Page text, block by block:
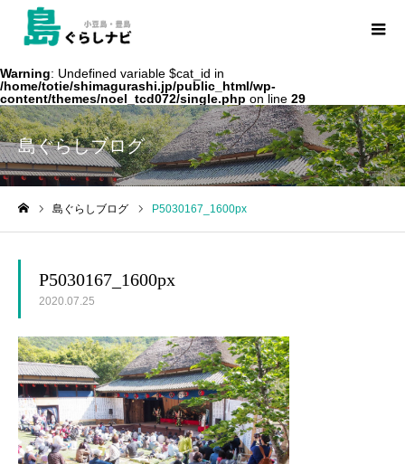
Warning: Undefined variable $cat_id in
/home/totie/shimagurashi.jp/public_html/wp-
content/themes/noel_tcd072/single.php on line 29
島ぐらしブログ
島ぐらしブログ P5030167_1600px
P5030167_1600px
2020.07.25